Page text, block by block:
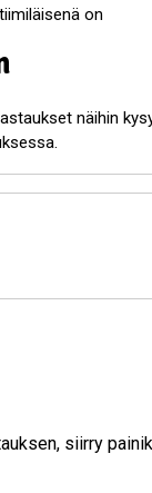
on
näihin
siirry